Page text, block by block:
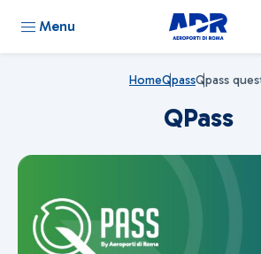
Menu
HomeQpassQpass
QPass